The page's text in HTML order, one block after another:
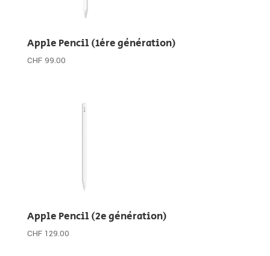
Apple Pencil (1ère génération)
CHF 99.00
Apple Pencil (2e génération)
CHF 129.00